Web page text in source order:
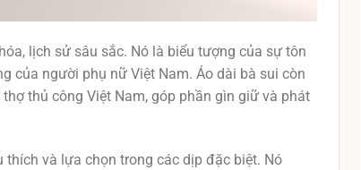
lịch sử sâu sắc. Nó là biểu tượng của sự tôn
của người phụ nữ Việt Nam. Áo dài bà sui còn
thủ công Việt Nam, góp phần gìn giữ và phát
và lựa chọn trong các dịp đặc biệt. Nó